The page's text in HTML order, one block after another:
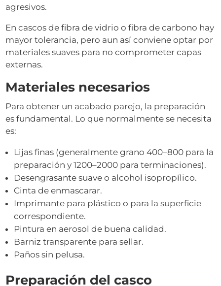
agresivos.
En cascos de fibra de vidrio o fibra de carbono hay
mayor tolerancia, pero aun así conviene optar por
materiales suaves para no comprometer capas
externas.
Materiales necesarios
Para obtener un acabado parejo, la preparación
es fundamental. Lo que normalmente se necesita
es:
Lijas finas (generalmente grano 400–800 para la
preparación y 1200–2000 para terminaciones).
Desengrasante suave o alcohol isopropílico.
Cinta de enmascarar.
Imprimante para plástico o para la superficie
correspondiente.
Pintura en aerosol de buena calidad.
Barniz transparente para sellar.
Paños sin pelusa.
Preparación del casco